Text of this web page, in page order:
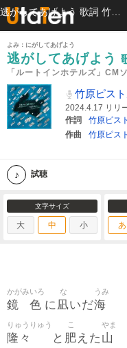
よみ：にがしてあげよう
逃がしてあげよう
「ルートインホテルズ」CM
竹原ピス
2024.4.17 リリ
作詞
竹原ピス
作曲
竹原ピス
試聴
文字サイズ
大 中 小 あ
鏡
かがみ
色
いろ
に凪
な
いだ海
うみ
隆々
りゅうりゅう
と 肥
こ
えた 山
やま